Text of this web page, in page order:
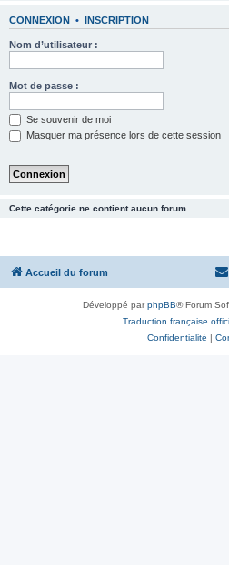
CONNEXION • INSCRIPTION
Nom d’utilisateur :
Mot de passe :
Se souvenir de moi
Masquer ma présence lors de cette session
Cette catégorie ne contient aucun forum.
Accueil du forum
Développé parphpBB® Forum
Traduction française
Confidentialité |